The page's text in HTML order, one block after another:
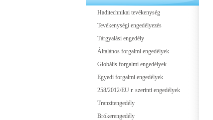
Haditechnikai tevékenység
Tevékenységi engedélyezés
Tárgyalási engedély
Általános forgalmi engedélyek
Globális forgalmi engedélyek
Egyedi forgalmi engedélyek
258/2012/EU r. szerinti engedélyek
Tranzitengedély
Brókerengedély